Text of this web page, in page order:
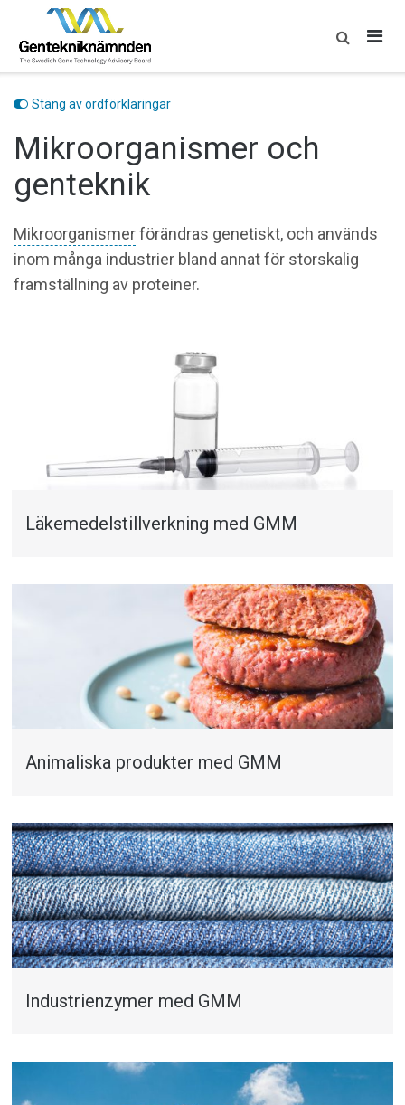
content
Stäng av ordförklaringar
Mikroorganismer och
genteknik
Mikroorganismerförändras genetiskt, och används
inom många industrier bland annat för storskalig
framställning av proteiner.
Läkemedelstillverkning med GMM
Animaliska produkter med GMM
Industrienzymer med GMM